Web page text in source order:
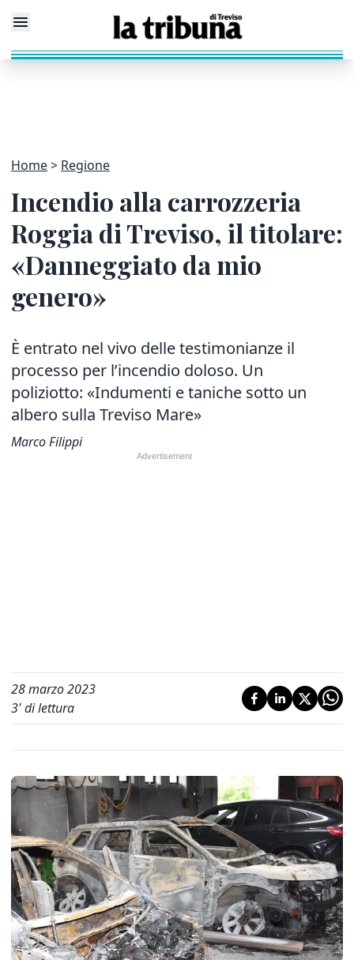
Home Regione
Incendio alla carrozzeria
Roggia di Treviso, il titolare:
«Danneggiato da mio
genero»
È entrato nel vivo delle testimonianze il
processo per l’incendio doloso. Un
poliziotto: «Indumenti e taniche sotto un
albero sulla Treviso Mare»
Marco Filippi
28 marzo 2023
3' di lettura